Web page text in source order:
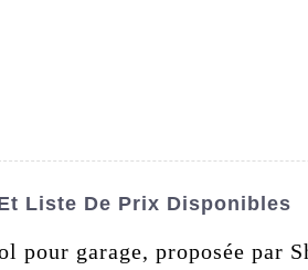
Liste De Prix Disponibles
pour garage, proposée par